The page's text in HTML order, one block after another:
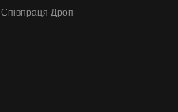
Співпраця Дроп